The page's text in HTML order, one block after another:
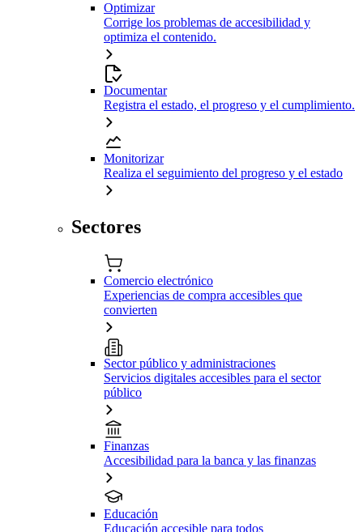
Optimizar
Corrige los problemas de accesibilidad y
optimiza el contenido.
Documentar
Registra el estado, el progreso y el cumplimiento.
Monitorizar
Realiza el seguimiento del progreso y el estado
Sectores
Comercio electrónico
Experiencias de compra accesibles que
convierten
Sector público y administraciones
Servicios digitales accesibles para el sector
público
Finanzas
Accesibilidad para la banca y las finanzas
Educación
Educación accesible para todos